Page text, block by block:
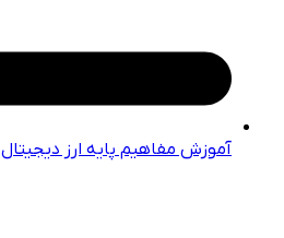
آموزش مفاهیم پایه ارز دیجیتال